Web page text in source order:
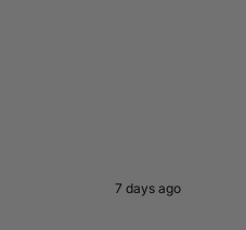
7 days ago